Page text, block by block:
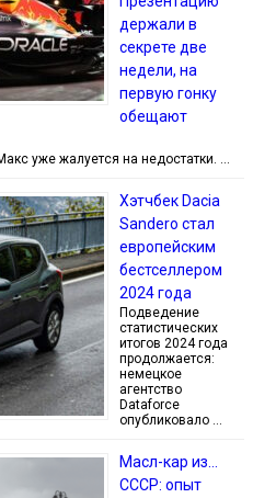
держали в
секрете две
недели, на
первую гонку
обещают
уже жалуется на недостатки. …
Хэтчбек Dacia
Sandero стал
европейским
бестселлером
2024 года
Подведение
статистических
итогов 2024 года
продолжается:
немецкое
агентство
Dataforce
опубликовало …
Масл-кар из…
СССР: опыт